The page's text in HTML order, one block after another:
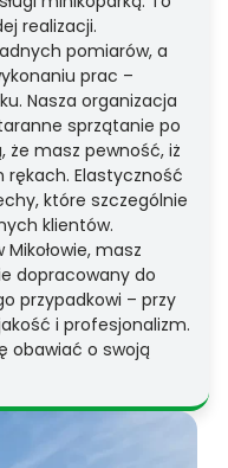
realizacji.
pomiarów, a
prac –
Nasza organizacja
sprzątanie po
że masz pewność, iż
Elastyczność
które szczególnie
klientów.
masz
dopracowany do
przypadkowi – przy
i profesjonalizm.
obawiać o swoją